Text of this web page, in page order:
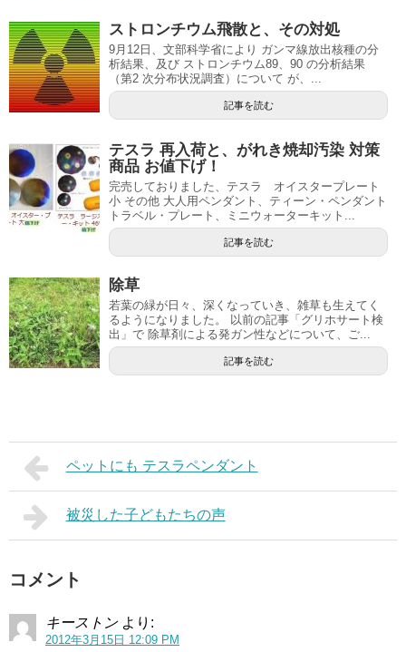
ストロンチウム飛散と、その対処
9月12日、文部科学省により ガンマ線放出核種の分
析結果、及び ストロンチウム89、90 の分析結果
（第2 次分布状況調査）について が、...
記事を読む
テスラ 再入荷と、がれき焼却汚染 対策
商品 お値下げ！
完売しておりました、テスラ オイスタープレート
小 その他 大人用ペンダント、ティーン・ペンダント
トラベル・プレート、ミニウォーターキット...
記事を読む
除草
若葉の緑が日々、深くなっていき、雑草も生えてく
るようになりました。 以前の記事「グリホサート検
出」で 除草剤による発ガン性などについて、ご...
記事を読む
ペットにも テスラペンダント
被災した子どもたちの声
コメント
キーストン より:
2012年3月15日 12:09 PM